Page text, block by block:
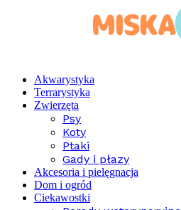
Akwarystyka
Terrarystyka
Zwierzęta
Psy
Koty
Ptaki
Gady i płazy
Akcesoria i pielęgnacja
Dom i ogród
Ciekawostki